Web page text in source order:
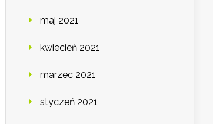
maj 2021
kwiecień 2021
marzec 2021
styczeń 2021